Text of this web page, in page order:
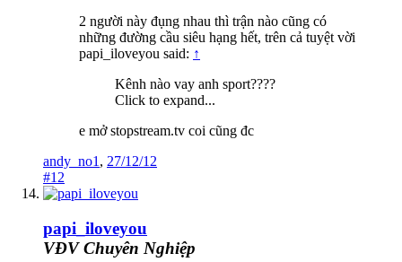
2 người này đụng nhau thì trận nào cũng có
những đường cầu siêu hạng hết, trên cả tuyệt vời
papi_iloveyou said: ↑
Kênh nào vay anh sport????
Click to expand...
e mở stopstream.tv coi cũng đc
andy_no1 , 27/12/12
#12
papi_iloveyou
VĐV Chuyên Nghiệp